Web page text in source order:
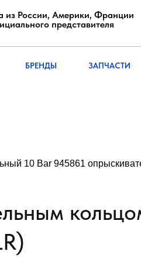
из России, Америки, Франции
представителя
ЗАПЧАСТИ
БРЕНДЫ
БРЭНДЫ ЗАПЧАСТИ
10 Bar 945861